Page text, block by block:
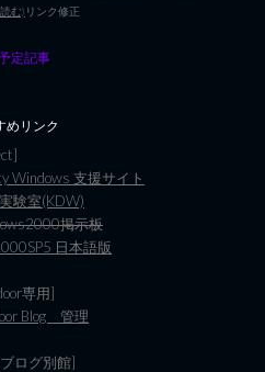
む) リンク修正
定記事
めリンク
Windows 支援サイト
験室(KDW)
掲示板
日本語版
専用]
Blog 管理
ログ別館]